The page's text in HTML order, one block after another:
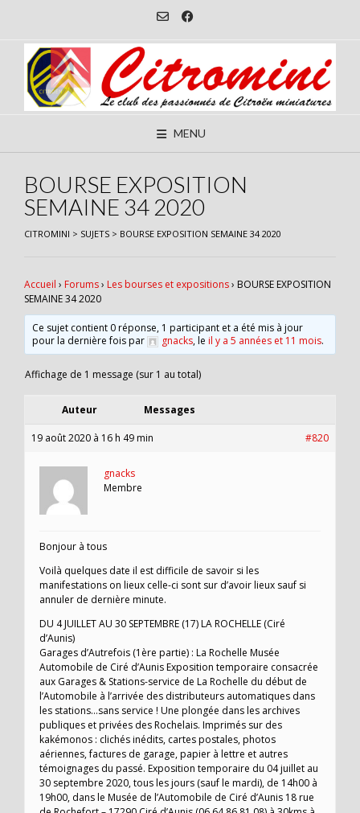
content
MENU
BOURSE EXPOSITION
SEMAINE 34 2020
CITROMINI > SUJETS > BOURSE EXPOSITION SEMAINE 34 2020
Accueil › Forums› Les bourses et expositions› BOURSE EXPOSITION
SEMAINE 34 2020
Ce sujet contient 0 réponse, 1 participant et a été mis à jour
pour la dernière fois par
gnacks, leil y a 5 années et 11 mois.
Affichage de 1 message (sur 1 au total)
Auteur Messages
19 août 2020 à 16 h 49 min #820
gnacks
Membre
Bonjour à tous
Voilà quelques date il est difficile de savoir si les
manifestations on lieux celle-ci sont sur d’avoir lieux sauf si
annuler de dernière minute.
DU 4 JUILLET AU 30 SEPTEMBRE (17) LA ROCHELLE (Ciré
d’Aunis)
Garages d’Autrefois (1ère partie) : La Rochelle Musée
Automobile de Ciré d’Aunis Exposition temporaire consacrée
aux Garages & Stations-service de La Rochelle du début de
l’Automobile à l’arrivée des distributeurs automatiques dans
les stations…sans service ! Une plongée dans les archives
publiques et privées des Rochelais. Imprimés sur des
kakémonos : clichés inédits, cartes postales, photos
aériennes, factures de garage, papier à lettre et autres
témoignages du passé. Exposition temporaire du 04 juillet au
30 septembre 2020, tous les jours (sauf le mardi), de 14h00 à
19h00, dans le Musée de l’Automobile de Ciré d’Aunis 18 rue